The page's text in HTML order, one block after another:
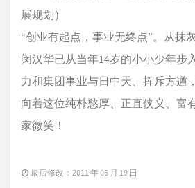
展规划）
“创业有起点，事业无终点”。从抹
闵汉华已从当年14岁的小小少年步
力和集团事业与日中天、挥斥方遒
向着这位纯朴憨厚、正直侠义、富
家微笑！
最后修改：2011 年 06 月 19 日